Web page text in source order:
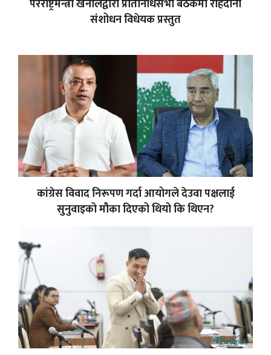
परराष्ट्रमन्त्री खनालद्वारा प्रतिनिधिसभा बैठकमा राहदानी
संशोधन विधेयक प्रस्तुत
कांग्रेस विवाद निरूपण गर्दा आयोगले देउवा पक्षलाई
सुनुवाइको मौका दिएको थियो कि थिएन?